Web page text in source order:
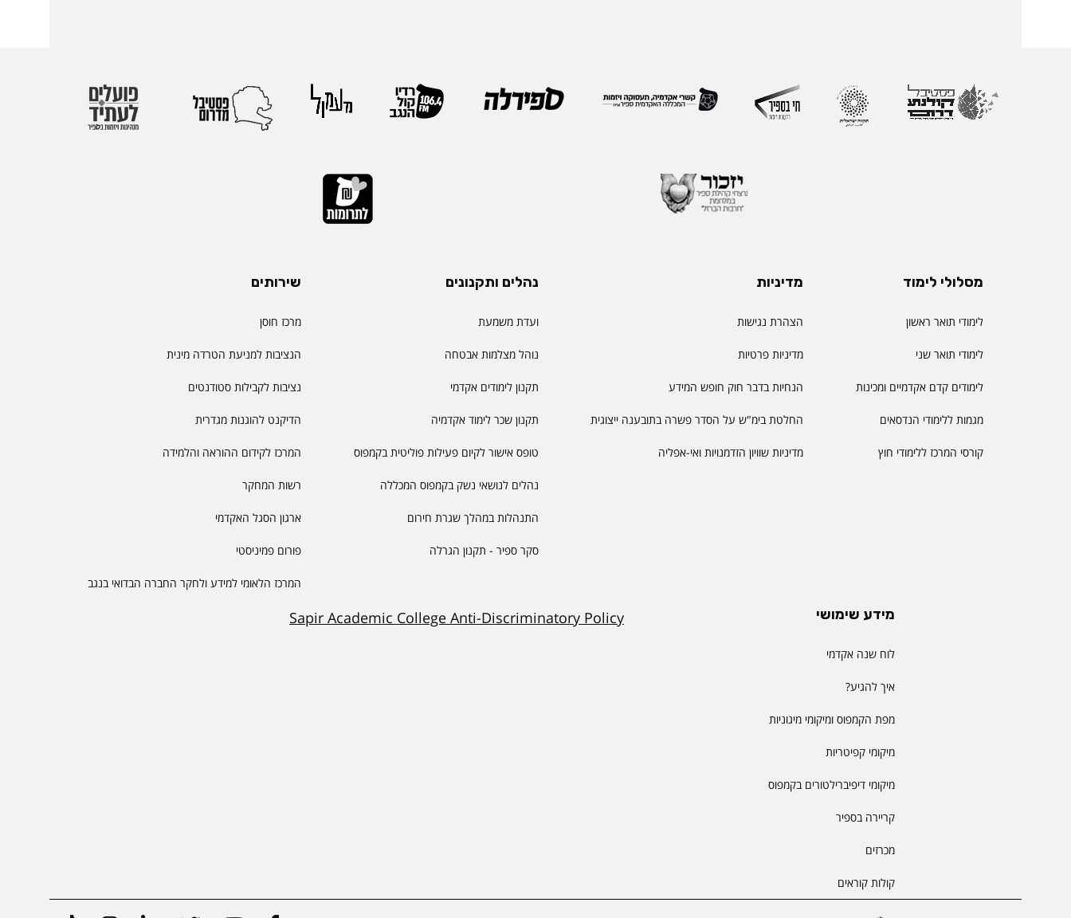
מסלולי לימוד
לימודי תואר ראשון
לימודי תואר שני
לימודים קדם אקדמיים ומכינות
מגמות ללימודי הנדסאים
קורסי המרכז ללימודי חוץ
מדיניות
הצהרת נגישות
מדיניות פרטיות
הנחיות בדבר חוק חופש המידע
החלטת בימ"ש על הסדר פשרה בתובענה ייצוגית
מדיניות שוויון הזדמנויות ואי-אפליה
נהלים ותקנונים
ועדת משמעת
נוהל מצלמות אבטחה
תקנון לימודים אקדמי
תקנון שכר לימוד אקדמיה
טופס אישור לקיום פעילות פוליטית בקמפוס
נהלים לנושאי נשק בקמפוס המכללה
התנהלות במהלך שגרת חירום
סקר ספיר - תקנון הגרלה
שירותים
מרכז חוסן
הנציבות למניעת הטרדה מינית
נציבות לקבילות סטודנטים
הדיקנט להוגנות מגדרית
המרכז לקידום ההוראה והלמידה
רשות המחקר
ארגון הסגל האקדמי
פורום פמיניסטי
המרכז הלאומי למידע ולחקר החברה הבדואי בנגב
מידע שימושי
לוח שנה אקדמי
איך להגיע?
מפת הקמפוס ומיקומי מיגוניות
מיקומי קפיטריות
מיקומי דיפיברילטורים בקמפוס
קריירה בספיר
מכרזים
קולות קוראים
Sapir Academic College Anti-Discriminatory Policy